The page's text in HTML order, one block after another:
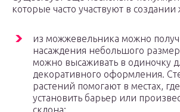
которые часто участвуют в
из можжевельника можно
насаждения небольшого
можно высаживать в одиночку
декоративного оформления.
растений помогают в местах,
установить барьер или
склона;